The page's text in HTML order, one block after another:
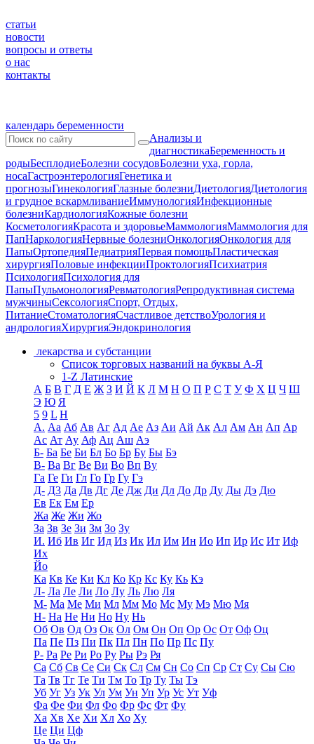
статьи
новости
вопросы и ответы
о нас
контакты
календарь беременности
Анализы и
диагностикаБеременность и
родыБесплодиеБолезни сосудовБолезни уха, горла,
носаГастроэнтерологияГенетика и
прогнозыГинекологияГлазные болезниДиетологияДиетология
и грудное вскармливаниеИммунологияИнфекционные
болезниКардиологияКожные болезни
КосметологияКрасота и здоровьеМаммологияМаммология для
ПапНаркологияНервные болезниОнкологияОнкология для
ПапыОртопедияПедиатрияПервая помощьПластическая
хирургияПоловые инфекцииПроктологияПсихиатрия
ПсихологияПсихология для
ПапыПульмонологияРевматологияРепродуктивная система
мужчиныСексологияСпорт, Отдых,
ПитаниеСтоматологияСчастливое детствоУрология и
андрологияХирургияЭндокринология
лекарства и субстанции
Список торговых названий на буквы А-Я
1-Z Латинские
А Б В Г Д Е Ж З И Й К Л М Н О П Р С Т У Ф Х Ц Ч Ш
Э Ю Я
5 9 L H
А. Аа Аб Ав Аг Ад Ае Аз Аи Ай Ак Ал Ам Ан Ап Ар
Ас Ат Ау Аф Ац Аш Аэ
Б- Ба Бе Би Бл Бо Бр Бу Бы Бэ
В- Ва Вг Ве Ви Во Вп Ву
Га Ге Ги Гл Го Гр Гу Гэ
Д- Д3 Да Дв Дг Де Дж Ди Дл До Др Ду Ды Дэ Дю
Ев Ек Ем Ер
Жа Же Жи Жо
За Зв Зе Зи Зм Зо Зу
И. Иб Ив Иг Ид Из Ик Ил Им Ин Ио Ип Ир Ис Ит Иф
Их
Йо
Ка Кв Ке Ки Кл Ко Кр Кс Ку Кь Кэ
Л- Ла Ле Ли Ло Лу Ль Лю Ля
М- Ма Ме Ми Мл Мм Мо Мс Му Мэ Мю Мя
Н- На Не Ни Но Ну Нь
Об Ов Од Оз Ок Ол Ом Он Оп Ор Ос От Оф Оц
Па Пе Пз Пи Пк Пл Пн По Пр Пс Пу
Р- Ра Ре Ри Ро Ру Ры Рэ Ря
Са Сб Св Се Си Ск Сл См Сн Со Сп Ср Ст Су Сы Сю
Та Тв Тг Те Ти Тм То Тр Ту Ты Тэ
Уб Уг Уз Ук Ул Ум Ун Уп Ур Ус Ут Уф
Фа Фе Фи Фл Фо Фр Фс Фт Фу
Ха Хв Хе Хи Хл Хо Ху
Це Ци Цф